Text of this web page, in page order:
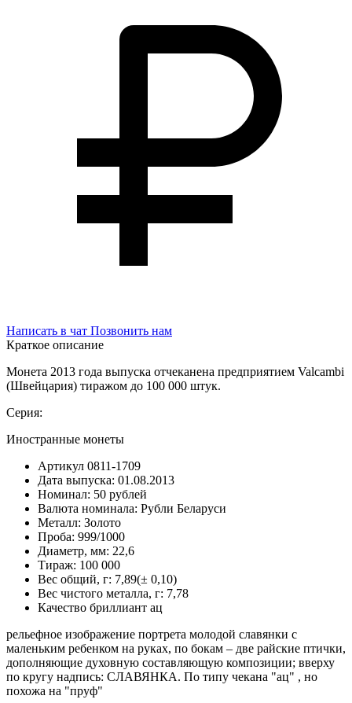
Написать в чат Позвонить нам
Краткое описание
Монета 2013 года выпуска отчеканена предприятием Valcambi
(Швейцария) тиражом до 100 000 штук.
Серия:
Иностранные монеты
Артикул 0811-1709
Дата выпуска: 01.08.2013
Номинал: 50 рублей
Валюта номинала: Рубли Беларуси
Металл: Золото
Проба: 999/1000
Диаметр, мм: 22,6
Тираж: 100 000
Вес общий, г: 7,89(± 0,10)
Вес чистого металла, г: 7,78
Качество бриллиант ац
рельефное изображение портрета молодой славянки с
маленьким ребенком на руках, по бокам – две райские птички,
дополняющие духовную составляющую композиции; вверху
по кругу надпись: СЛАВЯНКА. По типу чекана "ац" , но
похожа на "пруф"